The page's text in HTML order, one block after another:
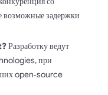
возможные задержки
Разработку ведут
при
open‑source